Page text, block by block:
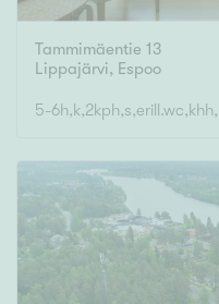
Tammimäentie 13
Lippajärvi, Espoo
5-